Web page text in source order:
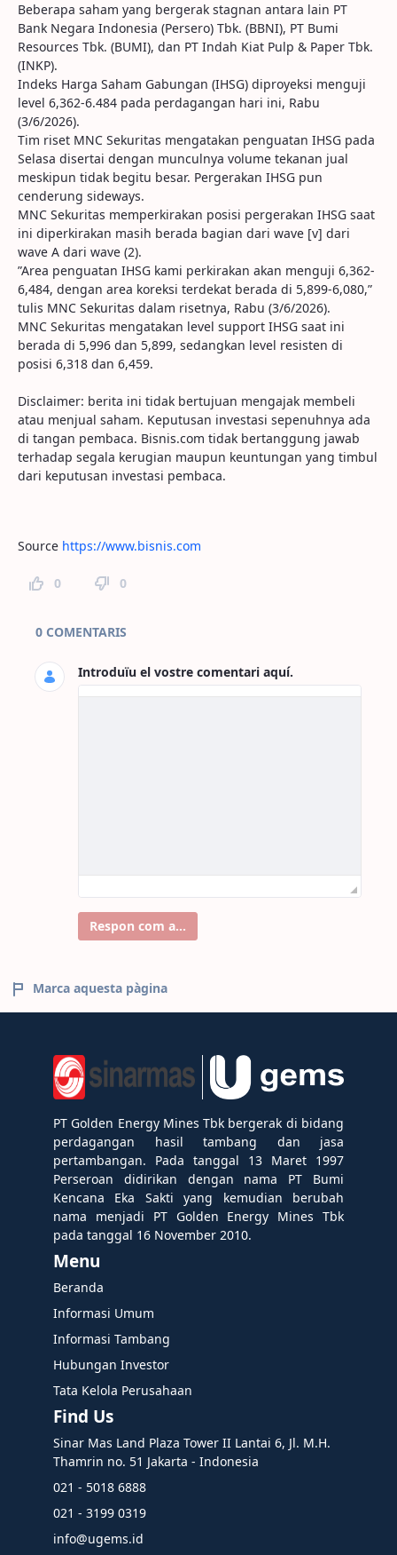
Beberapa saham yang bergerak stagnan antara lain PT
Bank Negara Indonesia (Persero) Tbk. (BBNI), PT Bumi
Resources Tbk. (BUMI), dan PT Indah Kiat Pulp & Paper Tbk.
(INKP).
Indeks Harga Saham Gabungan (IHSG) diproyeksi menguji
level 6,362-6.484 pada perdagangan hari ini, Rabu
(3/6/2026).
Tim riset MNC Sekuritas mengatakan penguatan IHSG pada
Selasa disertai dengan munculnya volume tekanan jual
meskipun tidak begitu besar. Pergerakan IHSG pun
cenderung sideways.
MNC Sekuritas memperkirakan posisi pergerakan IHSG saat
ini diperkirakan masih berada bagian dari wave [v] dari
wave A dari wave (2).
”Area penguatan IHSG kami perkirakan akan menguji 6,362-
6,484, dengan area koreksi terdekat berada di 5,899-6,080,”
tulis MNC Sekuritas dalam risetnya, Rabu (3/6/2026).
MNC Sekuritas mengatakan level support IHSG saat ini
berada di 5,996 dan 5,899, sedangkan level resisten di
posisi 6,318 dan 6,459.
Disclaimer: berita ini tidak bertujuan mengajak membeli
atau menjual saham. Keputusan investasi sepenuhnya ada
di tangan pembaca. Bisnis.com tidak bertanggung jawab
terhadap segala kerugian maupun keuntungan yang timbul
dari keputusan investasi pembaca.
Source https://www.bisnis.com
0 0
Comentaris de la pàgina
0 COMENTARIS
Introduïu el vostre comentari aquí.
Respon com a...
Marca aquesta pàgina
PT Golden Energy Mines Tbk bergerak di bidang
perdagangan hasil tambang dan jasa
pertambangan. Pada tanggal 13 Maret 1997
Perseroan didirikan dengan nama PT Bumi
Kencana Eka Sakti yang kemudian berubah
nama menjadi PT Golden Energy Mines Tbk
pada tanggal 16 November 2010.
Menu
Beranda
Informasi Umum
Informasi Tambang
Hubungan Investor
Tata Kelola Perusahaan
Find Us
Sinar Mas Land Plaza Tower II Lantai 6, Jl. M.H.
Thamrin no. 51 Jakarta - Indonesia
021 - 5018 6888
021 - 3199 0319
info@ugems.id